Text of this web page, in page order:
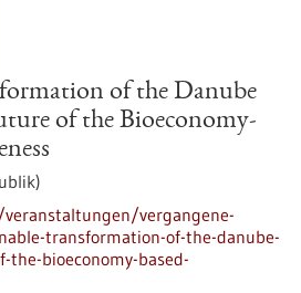
of the Danube
of the Bioeconomy-
vergangene-
transformation-of-the-danube-
bioeconomy-based-